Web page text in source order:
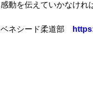
感動を伝えていかなけれ
ベネシード柔道部